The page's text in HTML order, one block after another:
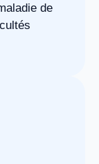
de